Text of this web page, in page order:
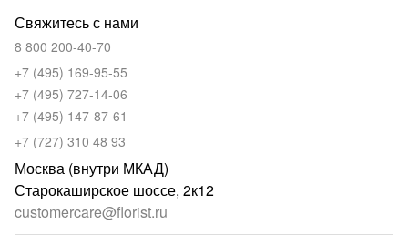
Свяжитесь с нами
8 800 200-40-70
+7 (495) 169-95-55
+7 (495) 727-14-06
+7 (495) 147-87-61
+7 (727) 310 48 93
Москва (внутри МКАД)
Старокаширское шоссе, 2к12
customercare@florist.ru